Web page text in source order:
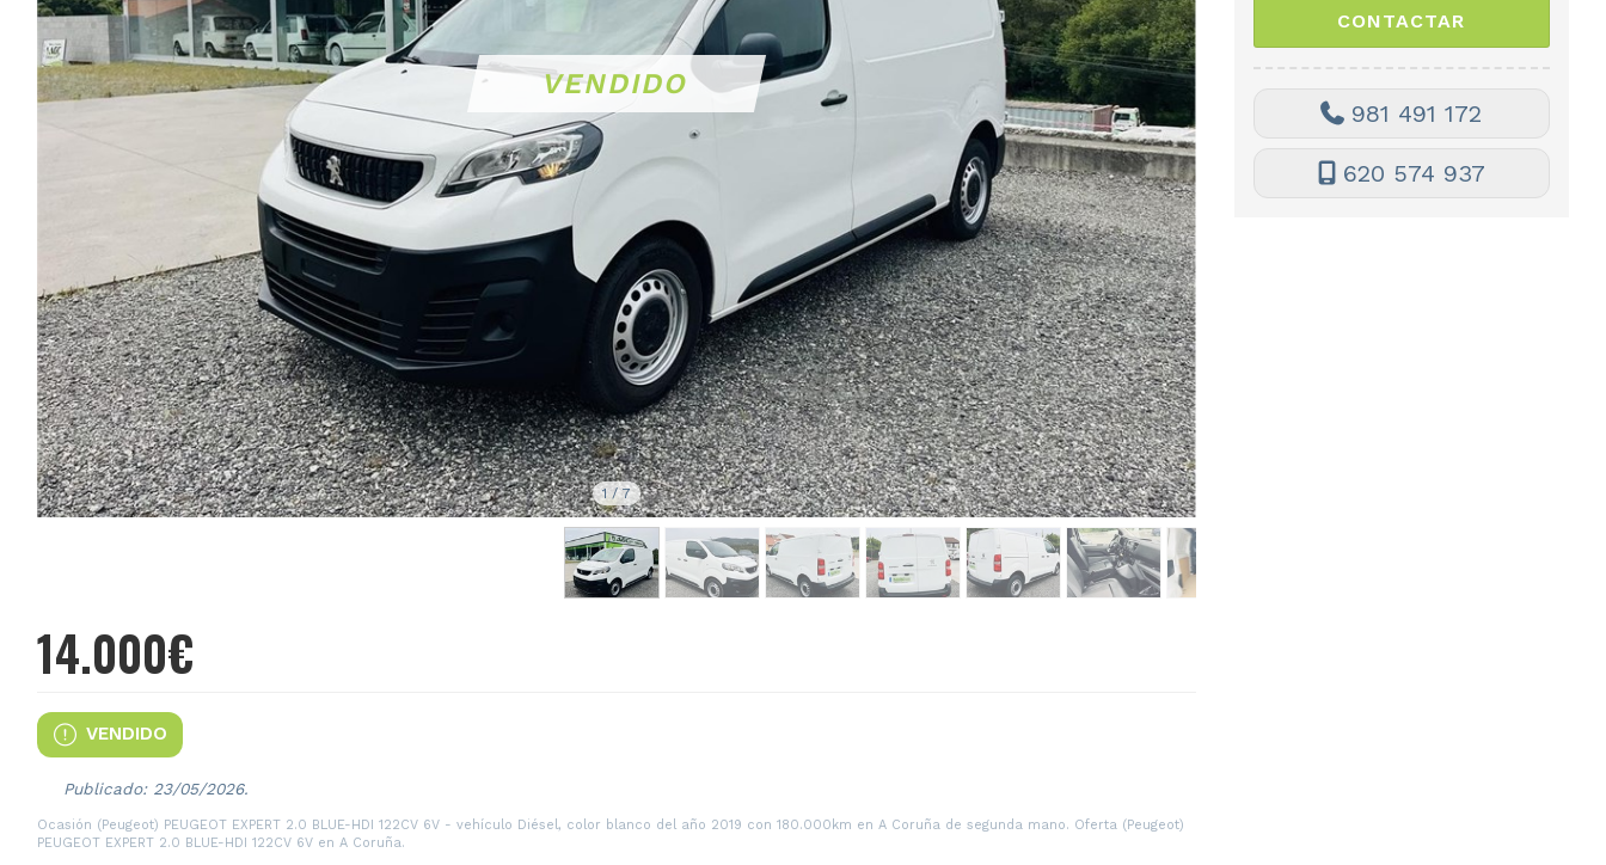
981 491 172
620 574 937
1 /7
14.000€
VENDIDO
Publicado: 23/05/2026.
Ocasión (Peugeot) PEUGEOT EXPERT 2.0 BLUE-HDI 122CV 6V - vehículo Diésel, color blanco del año 2019 con 180.000km en A Coruña de segunda mano. Oferta (Peugeot)
PEUGEOT EXPERT 2.0 BLUE-HDI 122CV 6V en A Coruña.